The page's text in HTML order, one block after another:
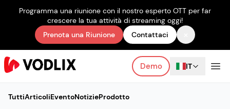
Programma una riunione con il nostro esperto OTT per far
crescere la tua attività di streaming oggi!
Prenota una Riunione
Contattaci
Demo IT
TuttiArticoliEventoNotizieProdotto